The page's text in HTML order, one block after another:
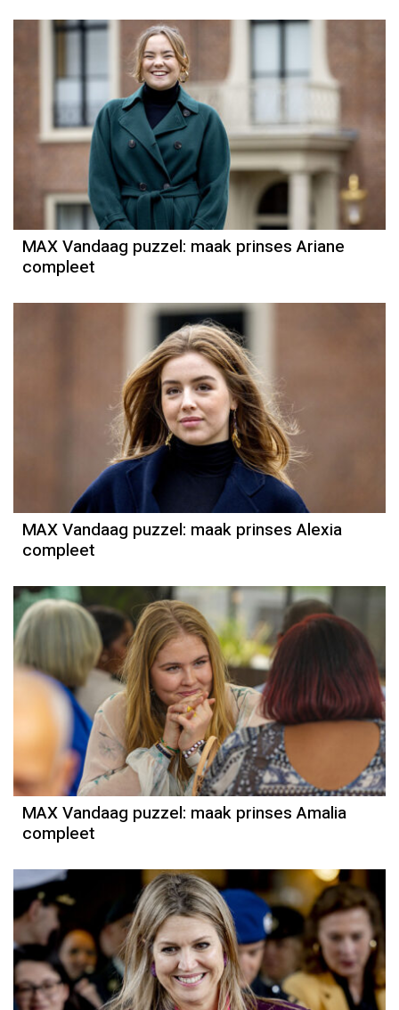
MAX Vandaag puzzel: maak prinses Ariane
compleet
MAX Vandaag puzzel: maak prinses Alexia
compleet
MAX Vandaag puzzel: maak prinses Amalia
compleet